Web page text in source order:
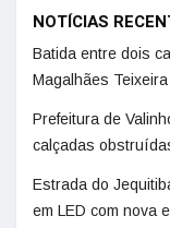
NOTÍCIAS
Batida entre dois
Magalhães
Prefeitura de
calçadas
Estrada do
em LED com nova